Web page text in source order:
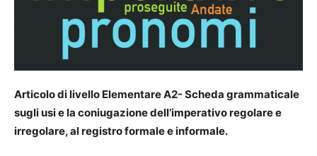
Articolo di livello Elementare A2- Scheda grammaticale
sugli usi e la coniugazione dell’imperativo regolare e
irregolare, al registro formale e informale.